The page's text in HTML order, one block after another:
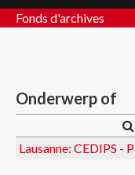
Fonds d'archives
Onderwerp of
Lausanne: CEDIPS -